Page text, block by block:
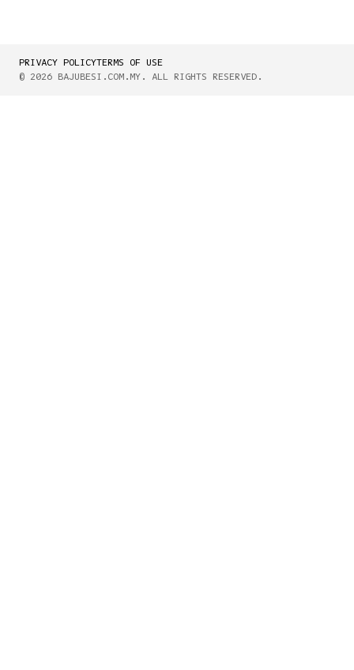
PRIVACY POLICYTERMS OF USE
© 2026 BAJUBESI.COM.MY. ALL RIGHTS RESERVED.